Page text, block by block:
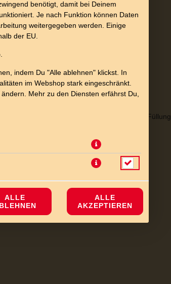
überbacken - Tortellini mit fleischhaltiger Füllung
benötigt, damit bei Deinem
Je nach Funktion können Daten
weitergegeben werden. Einige
der EU.
indem Du "Alle ablehnen" klickst. In
im Webshop stark eingeschränkt.
Mehr zu den Diensten erfährst Du,
ALLE
ALLE
AKZEPTIEREN